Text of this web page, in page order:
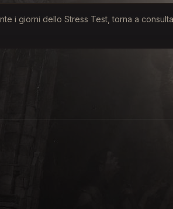
i giorni dello Stress Test, torna a
unirti alla difesa di Sanctuarium
play e progressi condivisi su